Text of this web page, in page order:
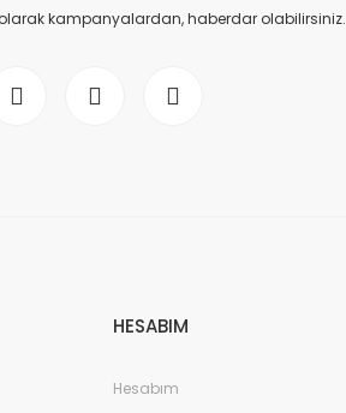
olarak kampanyalardan, haberdar olabilirsiniz.
HESABIM
Hesabım